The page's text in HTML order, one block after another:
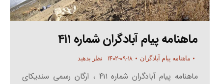
ماهنامه پیام آبادگران شماره ۴۱۱
ماهنامه پیام آبادگران ۱۴۰۲-۰۹-۱۸ نظر بدهید
ماهنامه پیام آبادگران شماره ۴۱۱ ، ارگان رسمی سندیکای